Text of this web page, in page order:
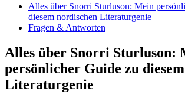
Alles über Snorri Sturluson:⁢ Mein
diesem nordischen Literaturgenie
Fragen & Antworten
Alles über Snorri Sturluson:
⁢persönlicher Guide zu
Literaturgenie